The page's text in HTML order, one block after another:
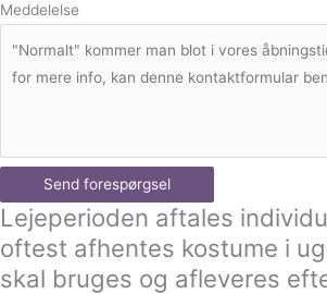
Meddelelse
Send forespørgsel
Lejeperioden aftales
oftest afhentes kostume i
skal bruges og afleveres